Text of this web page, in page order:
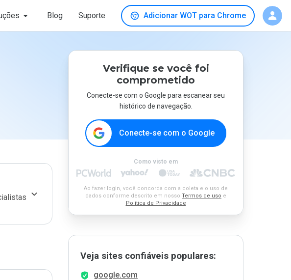
Blog Suporte Adicionar WOT para Chrome
Verifique se você foi
comprometido
Conecte-se com o Google para escanear seu
histórico de navegação.
Conecte-se com o Google
Como visto em
Ao fazer login, você concorda com a coleta e o uso de
dados conforme descrito em nosso Termos de uso e
Política de Privacidade
Veja sites confiáveis populares:
google.com